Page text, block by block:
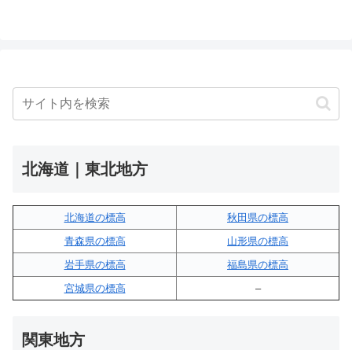
北海道｜東北地方
北海道の標高
秋田県の標高
青森県の標高
山形県の標高
岩手県の標高
福島県の標高
宮城県の標高
–
関東地方